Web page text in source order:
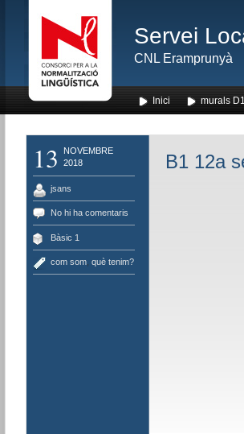
Servei
CNL Eramprunyà
Inici murals
13
NOVEMBRE
2018
jsans
No hi ha comentaris
Bàsic 1
com som, què tenim?
B1 12a